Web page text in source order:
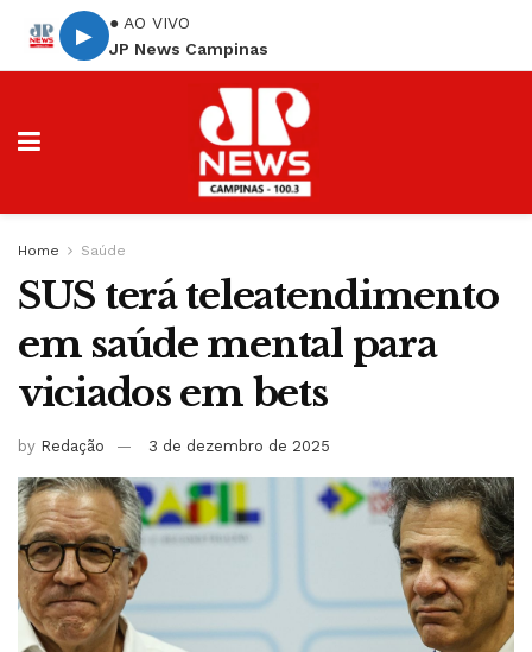
▶
● AO VIVO
JP News Campinas
Home Saúde
SUS terá teleatendimento
em saúde mental para
viciados em bets
by Redação 3 de dezembro de 2025